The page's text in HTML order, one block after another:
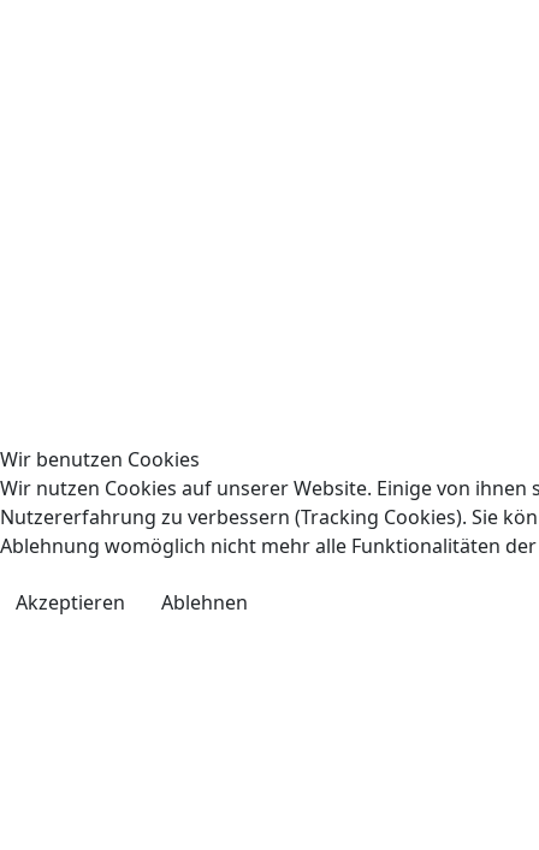
Wir benutzen Cookies
Wir nutzen Cookies auf unserer Website. Einige von
Nutzererfahrung zu verbessern (Tracking Cookies). Sie
Ablehnung womöglich nicht mehr alle Funktionalitäten
Akzeptieren Ablehnen